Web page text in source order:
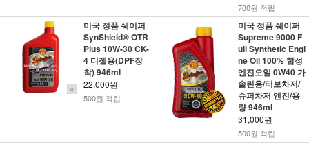
700원 적립
미국 정품 쉐이퍼
SynShield® OTR
Plus 10W-30 CK-
4 디젤용(DPF장
착) 946ml
22,000원
500원 적립
미국 정품 쉐이퍼
Supreme 9000 F
ull Synthetic Engi
ne Oil 100% 합성
엔진오일 0W40 가
솔린용/터보차저/
슈퍼차저 엔진/용
량 946ml
31,000원
500원 적립